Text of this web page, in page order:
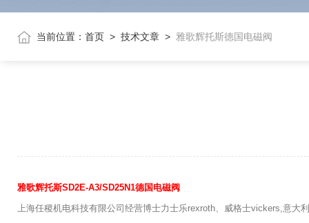
当前位置： 首页 > 技术文章 > 雅歌辉托斯德国电磁阀
雅歌辉托斯SD2E-A3/SD25N1德国电磁阀
上海任稷机电科技有限公司经营博士力士乐rexroth、威格士vickers,意大